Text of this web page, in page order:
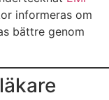
informeras om
bättre genom